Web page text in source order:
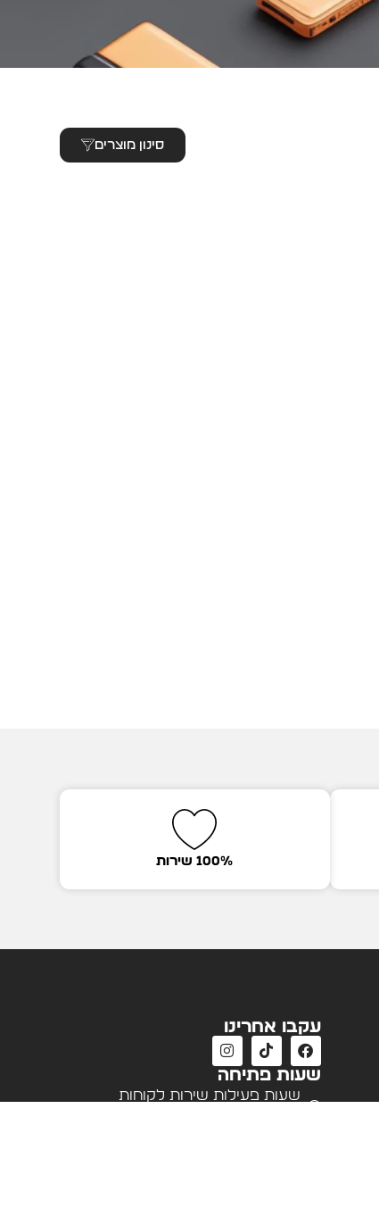
סינון מוצרים
100% שירות
עקבו אחרינו
שעות פתיחה
שעות פעילות שירות לקוחות